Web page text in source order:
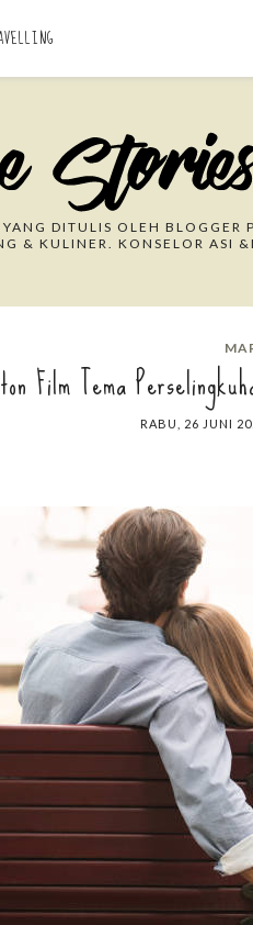
This Blog
DITULIS OLEH BLOGGER
& KULINER. KONSELOR ASI
Film Tema
RABU, 26 JUNI